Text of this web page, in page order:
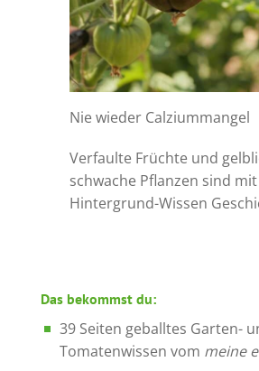
Nie wieder Calziummangel
Verfaulte Früchte und
schwache Pflanzen sind
Hintergrund-Wissen
Das bekommst du:
39 Seiten geballtes Garten-
Tomatenwissen vom meine